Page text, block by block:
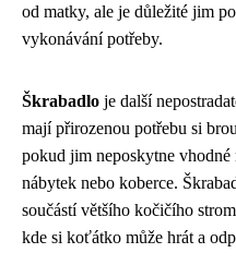
od matky, ale je důležité jim
vykonávání potřeby.
Škrabadlo je další
mají přirozenou potřebu si
pokud jim neposkytne
nábytek nebo koberce.
součástí většího kočičího
kde si koťátko může hrát a